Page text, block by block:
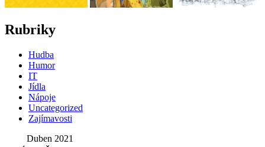
Rubriky
Hudba
Humor
IT
Jídla
Nápoje
Uncategorized
Zajímavosti
Duben 2021